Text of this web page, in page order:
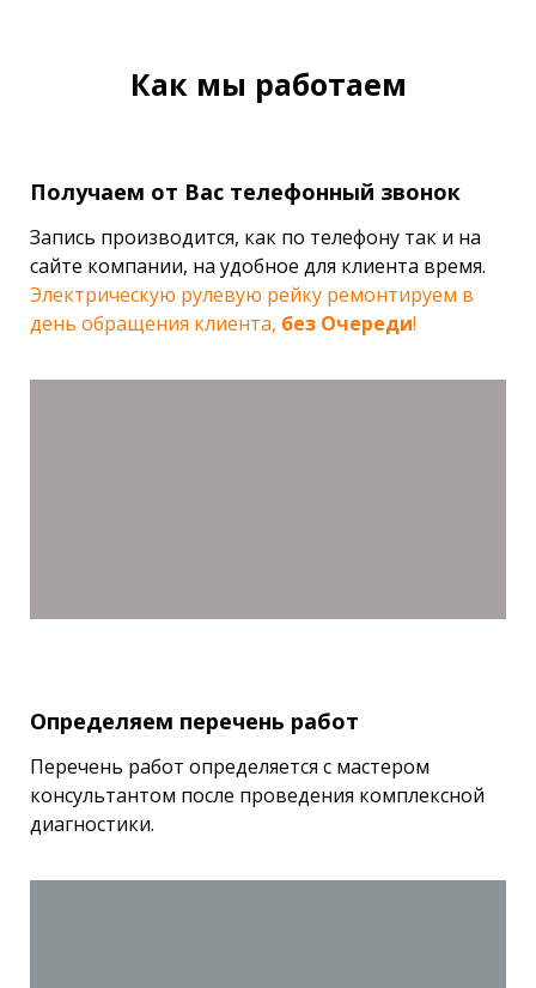
Как мы работаем
Получаем от Вас телефонный звонок
Запись производится, как по телефону так и на
сайте компании, на удобное для клиента время.
Электрическую рулевую рейку ремонтируем в
день обращения клиента, без Очереди!
Определяем перечень работ
Перечень работ определяется с мастером
консультантом после проведения комплексной
диагностики.